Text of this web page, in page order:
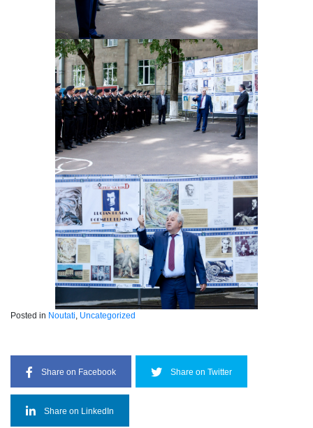
Posted in Noutati, Uncategorized
Share on Facebook Share on Twitter
Share on LinkedIn